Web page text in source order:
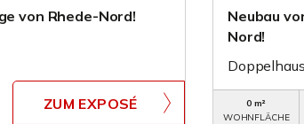
von Rhede-Nord!
ZUM EXPOSÉ
Neubau
Nord!
0 m²
WOHNFLÄCHE